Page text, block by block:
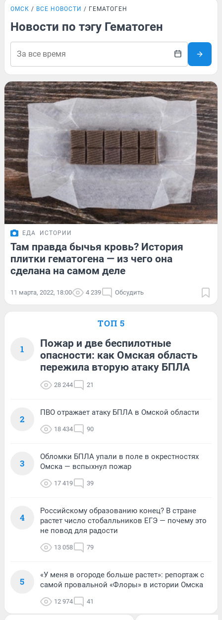
ОМСК ВСЕ НОВОСТИ ГЕМАТОГЕН
Новости по тэгу Гематоген
ЕДА ИСТОРИИ
Там правда бычья кровь? История
плитки гематогена — из чего она
сделана на самом деле
11 марта, 2022, 18:00 4 239 Обсудить
ТОП 5
1
Пожар и две беспилотные
опасности: как Омская область
пережила вторую атаку БПЛА
28 244 21
2
ПВО отражает атаку БПЛА в Омской области
18 434 90
3
Обломки БПЛА упали в поле в окрестностях
Омска — вспыхнул пожар
17 419 39
4
Российскому образованию конец? В стране
растет число стобалльников ЕГЭ — почему это
не повод для радости
13 058 79
5
«У меня в огороде больше растет»: репортаж с
самой провальной «Флоры» в истории Омска
12 974 41